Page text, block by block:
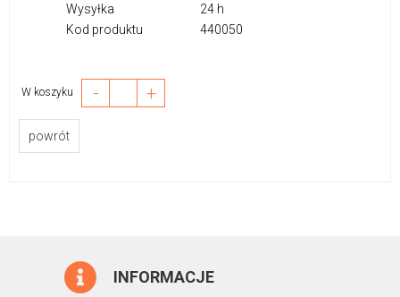
Wysyłka
24 h
Kod produktu
440050
W koszyku - +
powrót
INFORMACJE